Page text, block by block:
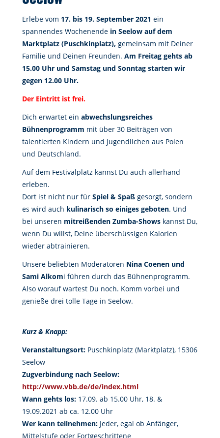
Erlebe vom 17. bis 19. September 2021 ein
spannendes Wochenende in Seelow auf dem
Marktplatz (Puschkinplatz), gemeinsam mit Deiner
Familie und Deinen Freunden. Am Freitag gehts ab
15.00 Uhr und Samstag und Sonntag starten wir
gegen 12.00 Uhr.
Der Eintritt ist frei.
Dich erwartet ein abwechslungsreiches
Bühnenprogramm mit über 30 Beiträgen von
talentierten Kindern und Jugendlichen aus Polen
und Deutschland.
Auf dem Festivalplatz kannst Du auch allerhand
erleben.
Dort ist nicht nur für Spiel & Spaß gesorgt, sondern
es wird auch kulinarisch so einiges geboten. Und
bei unseren mitreißenden Zumba-Shows kannst Du,
wenn Du willst, Deine überschüssigen Kalorien
wieder abtrainieren.
Unsere beliebten Moderatoren Nina Coenen und
Sami Alkomi führen durch das Bühnenprogramm.
Also worauf wartest Du noch. Komm vorbei und
genieße drei tolle Tage in Seelow.
Kurz & Knapp:
Veranstaltungsort: Puschkinplatz (Marktplatz), 15306
Seelow
Zugverbindung nach Seelow:
http://www.vbb.de/de/index.html
Wann gehts los: 17.09. ab 15.00 Uhr, 18. &
19.09.2021 ab ca. 12.00 Uhr
Wer kann teilnehmen: Jeder, egal ob Anfänger,
Mittelstufe oder Fortgeschrittene